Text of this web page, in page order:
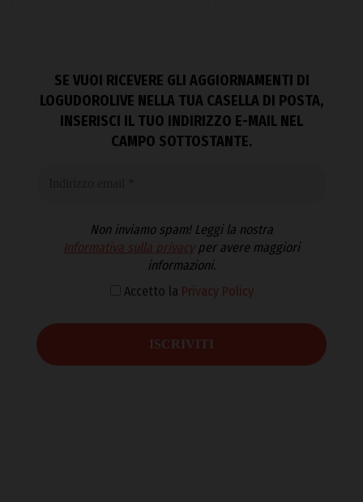
SE VUOI RICEVERE GLI AGGIORNAMENTI DI
LOGUDOROLIVE NELLA TUA CASELLA DI POSTA,
INSERISCI IL TUO INDIRIZZO E-MAIL NEL
CAMPO SOTTOSTANTE.
Non inviamo spam! Leggi la nostra
Informativa sulla privacyper avere maggiori
informazioni.
Accetto la Privacy Policy